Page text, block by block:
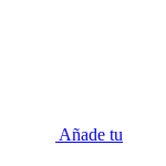
Añade tu